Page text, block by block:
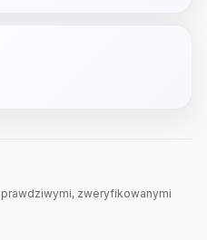
zweryfikowanymi